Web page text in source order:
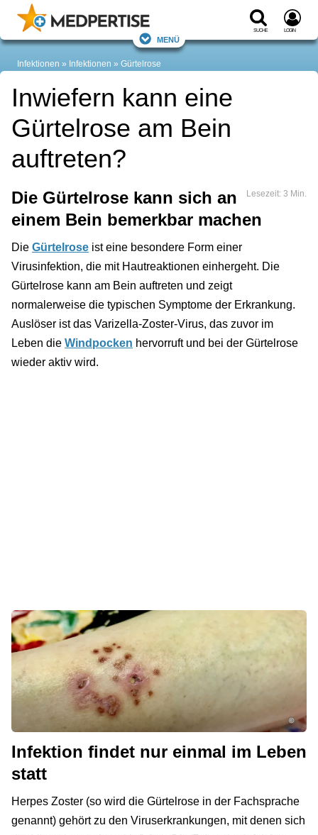
Suche Login
Menü
Infektionen Infektionen Gürtelrose
Inwiefern kann eine
Gürtelrose am Bein
auftreten?
Lesezeit: 3 Min.
Die Gürtelrose kann sich an
einem Bein bemerkbar machen
Die Gürtelrose ist eine besondere Form einer
Virusinfektion, die mit Hautreaktionen einhergeht. Die
Gürtelrose kann am Bein auftreten und zeigt
normalerweise die typischen Symptome der Erkrankung.
Auslöser ist das Varizella-Zoster-Virus, das zuvor im
Leben die Windpocken hervorruft und bei der Gürtelrose
wieder aktiv wird.
©
Infektion findet nur einmal im Leben
statt
Herpes Zoster (so wird die Gürtelrose in der Fachsprache
genannt) gehört zu den Viruserkrankungen, mit denen sich